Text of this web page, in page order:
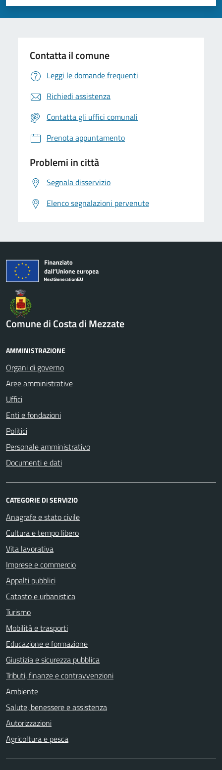
Valuta 5 stelle su 5
Valuta 4 stelle su 5
Valuta 3 stelle su 5
Valuta 2 stelle su 5
Valuta 1 stelle su 5
Contatta il comune
Leggi le domande frequenti
Richiedi assistenza
Contatta gli uffici comunali
Prenota appuntamento
Problemi in città
Segnala disservizio
Elenco segnalazioni pervenute
Comune di Costa di Mezzate
AMMINISTRAZIONE
Organi di governo
Aree amministrative
Uffici
Enti e fondazioni
Politici
Personale amministrativo
Documenti e dati
CATEGORIE DI SERVIZIO
Anagrafe e stato civile
Cultura e tempo libero
Vita lavorativa
Imprese e commercio
Appalti pubblici
Catasto e urbanistica
Turismo
Mobilità e trasporti
Educazione e formazione
Giustizia e sicurezza pubblica
Tributi, finanze e contravvenzioni
Ambiente
Salute, benessere e assistenza
Autorizzazioni
Agricoltura e pesca